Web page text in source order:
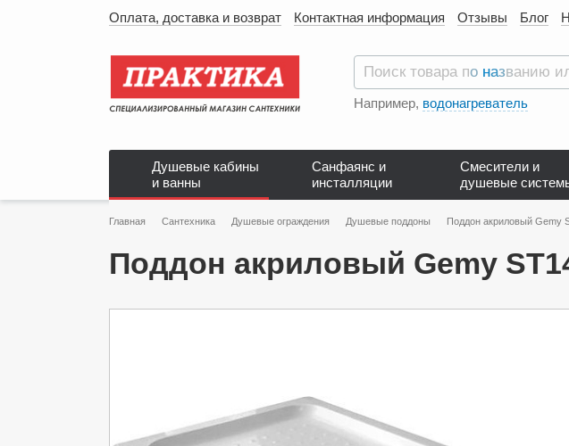
Оплата, доставка и возврат Контактная информация Отзывы Блог
Например, водонагреватель
Душевые кабины
и ванны
Санфаянс и
инсталляции
Смесители и
душевые
Главная Сантехника Душевые ограждения Душевые поддоны Поддон акриловый Gemy
Поддон акриловый Gemy